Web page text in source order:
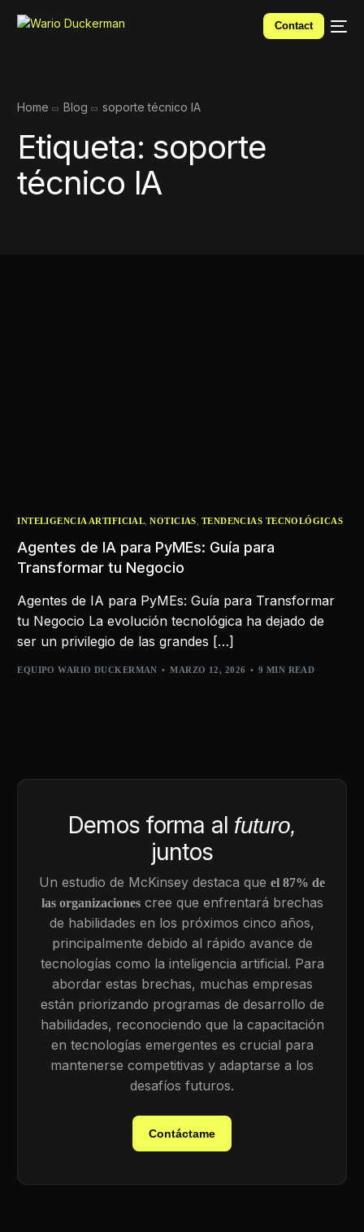
Contact
Home Blog soporte técnico IA
Etiqueta: soporte
técnico IA
INTELIGENCIA ARTIFICIAL,NOTICIAS, TENDENCIAS TECNOLÓGICAS
Agentes de IA para PyMEs: Guía para
Transformar tu Negocio
Agentes de IA para PyMEs: Guía para Transformar
tu Negocio La evolución tecnológica ha dejado de
ser un privilegio de las grandes […]
EQUIPO WARIO DUCKERMAN MARZO 12, 2026 9 MIN READ
Demos forma al futuro,
juntos
Un estudio de McKinsey destaca que el 87% de
las organizacionescree que enfrentará brechas
de habilidades en los próximos cinco años,
principalmente debido al rápido avance de
tecnologías como la inteligencia artificial. Para
abordar estas brechas, muchas empresas
están priorizando programas de desarrollo de
habilidades, reconociendo que la capacitación
en tecnologías emergentes es crucial para
mantenerse competitivas y adaptarse a los
desafíos futuros.
Contáctame